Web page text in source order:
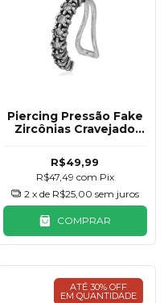
Piercing Pressão Fake
Zircônias Cravejado
R$49,99
R$47,49 com Pix
2 x de R$25,00 sem juros
COMPRAR
ATÉ 30% OFF
EM QUANTIDADE